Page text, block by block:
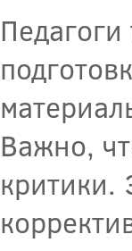
Важно,
критики.